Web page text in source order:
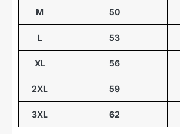
M 50
L 53
XL 56
2XL 59
3XL 62